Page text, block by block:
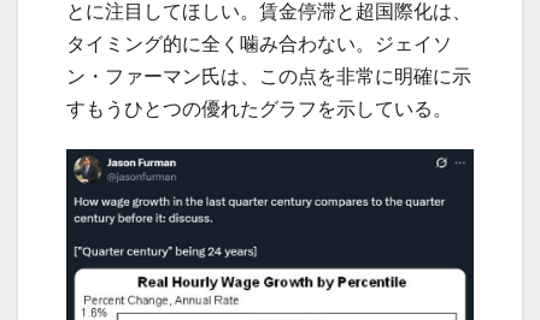
とに注目してほしい。賃金停滞と超国際化は、
タイミング的に全く噛み合わない。ジェイソ
ン・ファーマン氏は、この点を非常に明確に示
すもうひとつの優れたグラフを示している。